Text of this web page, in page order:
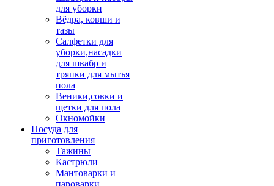
для уборки
Вёдра, ковши и
тазы
Салфетки для
уборки,насадки
для швабр и
тряпки для мытья
пола
Веники,совки и
щетки для пола
Окномойки
Посуда для
приготовления
Тажины
Кастрюли
Мантоварки и
пароварки